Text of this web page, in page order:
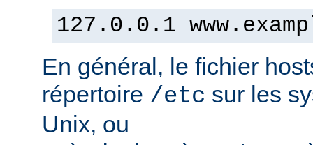
127.0.0.1
En général, le fichier
répertoire /etc sur les
Unix, ou